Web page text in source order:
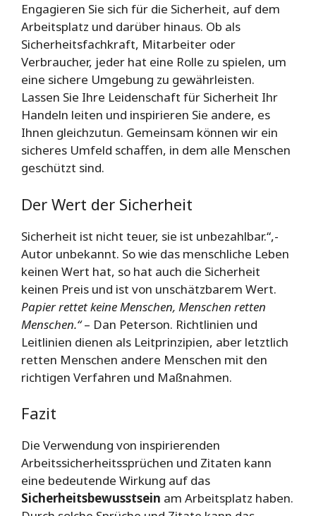
Engagieren Sie sich für die Sicherheit, auf dem
Arbeitsplatz und darüber hinaus. Ob als
Sicherheitsfachkraft, Mitarbeiter oder
Verbraucher, jeder hat eine Rolle zu spielen, um
eine sichere Umgebung zu gewährleisten.
Lassen Sie Ihre Leidenschaft für Sicherheit Ihr
Handeln leiten und inspirieren Sie andere, es
Ihnen gleichzutun. Gemeinsam können wir ein
sicheres Umfeld schaffen, in dem alle Menschen
geschützt sind.
Der Wert der Sicherheit
Sicherheit ist nicht teuer, sie ist unbezahlbar.“,-
Autor unbekannt. So wie das menschliche Leben
keinen Wert hat, so hat auch die Sicherheit
keinen Preis und ist von unschätzbarem Wert.
Papier rettet keine Menschen, Menschen retten
Menschen.“– Dan Peterson. Richtlinien und
Leitlinien dienen als Leitprinzipien, aber letztlich
retten Menschen andere Menschen mit den
richtigen Verfahren und Maßnahmen.
Fazit
Die Verwendung von inspirierenden
Arbeitssicherheitssprüchen und Zitaten kann
eine bedeutende Wirkung auf das
Sicherheitsbewusstsein am Arbeitsplatz haben.